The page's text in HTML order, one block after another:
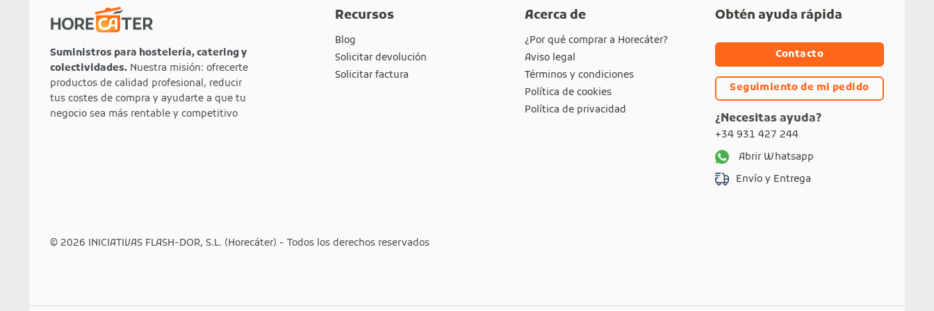
Suministros para hostelería, catering y
colectividades. Nuestra misión: ofrecerte
productos de calidad profesional, reducir
tus costes de compra y ayudarte a que tu
negocio sea más rentable y competitivo
Recursos
Blog
Solicitar devolución
Solicitar factura
Acerca de
¿Por qué comprar a Horecáter?
Aviso legal
Términos y condiciones
Política de cookies
Política de privacidad
Obtén ayuda rápida
Contacto
Seguimiento de mi pedido
¿Necesitas ayuda?
+34 931 427 244
Abrir Whatsapp
Envío y Entrega
© 2026 INICIATIVAS FLASH-DOR, S.L. (Horecáter) - Todos los derechos reservados